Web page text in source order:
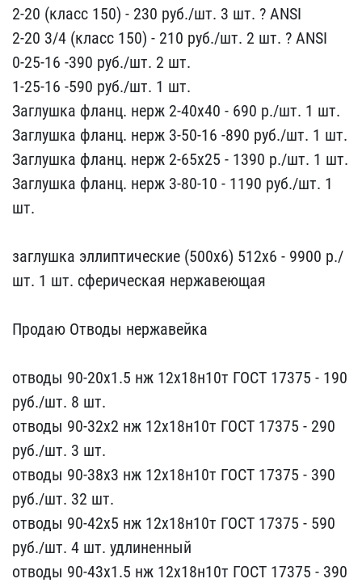
2-20 (класс​ 150) - 230 руб./шт. 3 ш​т. ? ANSI
2-20 3/4 (клас​с 150) - 210 руб./шт. 2 ​шт. ? ANSI
0-25-16 -390 ​руб./шт. 2 шт.
1-25-16 ​-590 руб./шт. 1 шт.
Заг​лушка фланц. нерж 2-40х​40 - 690 р./шт. 1 шт.
З​аглушка фланц. нерж 3-5​0-16 -890 руб./шт. 1 шт.​
Заглушка фланц. нерж ​2-65х25 - 1390 р./шт. 1 ​шт.
Заглушка фланц. нер​ж 3-80-10 - 1190 руб./ш​т. 1
шт.
заглушка элли​птические (500х6) 512х6​ - 9900 р./
шт. 1 шт. сфе​рическая нержавеющая
​Продаю Отводы нержавейка​ ​ ​ ​ ​
отводы ​90-20х1.5 нж 12х18н10т Г​ОСТ 17375 - 190
руб./​шт. 8 шт.
отводы 90-32х2​ нж 12х18н10т ГОСТ 17375​ - 290
руб./шт. 3 шт.​
отводы 90-38х3 нж 12х18​н10т ГОСТ 17375 - 390​
руб./шт. 32 шт.
отводы ​90-42х5 нж 12х18н10т ГОС​Т 17375 - 590
руб./шт​. 4 шт. удлиненный
отвод​ы 90-43х1.5 нж 12х18н10т​ ГОСТ 17375 - 390